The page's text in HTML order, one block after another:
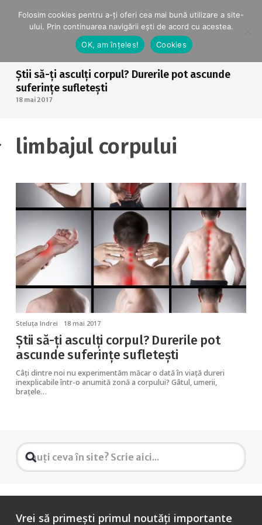
Știi să-ți asculți corpul? Durerile pot ascunde
suferințe sufletești
18 mai 2017
limbajul corpului
Steluța Indrei 18 mai 2017
Știi să-ți asculți corpul? Durerile pot
ascunde suferințe sufletești
Câți dintre noi nu experimentăm măcar o dată în viață dureri
inexplicabile într-o anumită zonă a corpului? Gâtul, umerii,
brațele…
Vrei să primești primul noutăți importante
Folosim cookies pentru a-ți oferi cea mai bună utilizare a site-
ului. Prin continuarea navigării ești de acord cu acestea.
OK, am înțeles!
Cookies